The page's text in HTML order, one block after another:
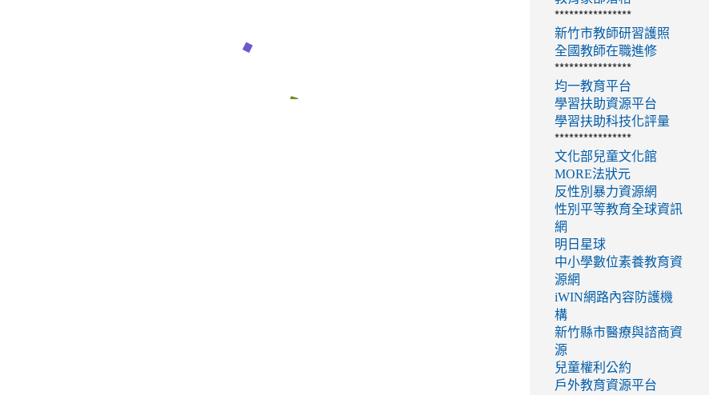
****************
新竹市教師研習護照
全國教師在職進修
****************
均一教育平台
學習扶助資源平台
學習扶助科技化評量
****************
文化部兒童文化館
MORE法狀元
反性別暴力資源網
性別平等教育全球資訊
網
明日星球
中小學數位素養教育資
源網
iWIN網路內容防護機
構
新竹縣市醫療與諮商資
源
兒童權利公約
戶外教育資源平台